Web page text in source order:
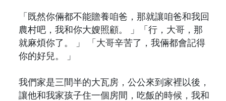
「既然你倆都不能贍養咱爸，那就讓咱爸和我回
農村吧，我和你大嫂照顧。 」「行，大哥，那
就麻煩你了。 」 「大哥辛苦了，我倆都會記得
你的好兒。 」
我們家是三間半的大瓦房，公公來到家裡以後，
讓他和我家孩子住一個房間，吃飯的時候，我和